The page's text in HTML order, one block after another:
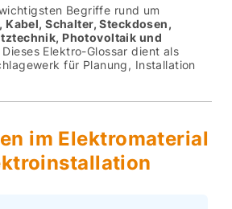
Begriffe rund um
Schalter, Steckdosen,
Photovoltaik und
Dieses Elektro-Glossar dient als
für Planung, Installation
im Elektromaterial